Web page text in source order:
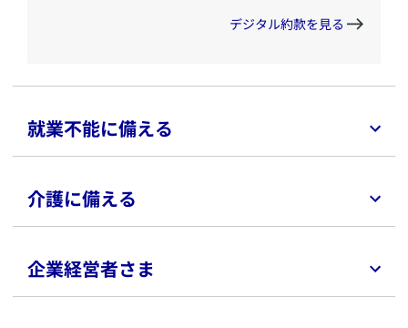
デジタル約款を見る
就業不能に備える
​脳卒中や急性心筋梗塞で働けなくなった場合の生活費を
詳しく見る
もらう
介護に備える
企業経営者さま